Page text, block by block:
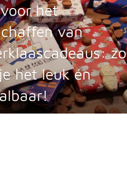
het
van
zo
het leuk én